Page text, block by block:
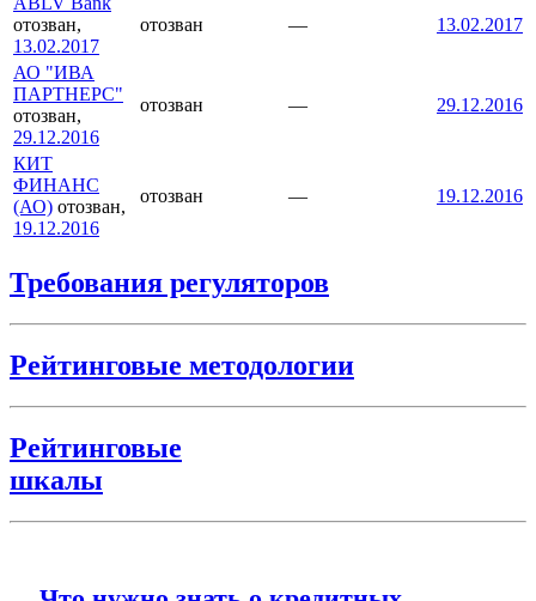
отозван,
13.02.2017
отозван — 13.02.2017
АО "ИВА
ПАРТНЕРС"
отозван,
29.12.2016
отозван — 29.12.2016
КИТ
ФИНАНС
(АО) отозван,
19.12.2016
отозван — 19.12.2016
Требования регуляторов
Рейтинговые методологии
Рейтинговые
шкалы